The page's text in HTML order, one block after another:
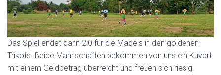
Das Spiel endet dann 2:0 für die Mädels in den goldenen
Trikots. Beide Mannschaften bekommen von uns ein Kuvert
mit einem Geldbetrag überreicht und freuen sich riesig.